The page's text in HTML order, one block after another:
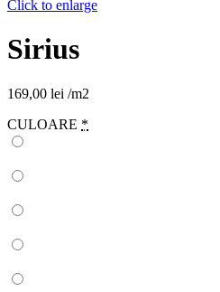
Click to enlarge
Sirius
169,00 lei /m2
CULOARE *